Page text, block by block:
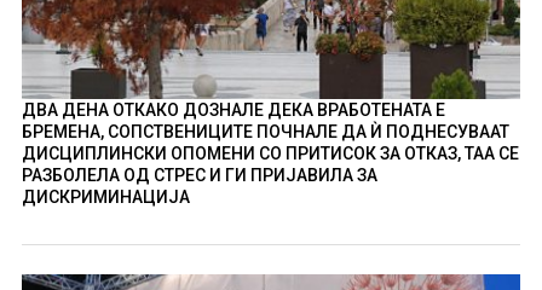
ДВА ДЕНА ОТКАКО ДОЗНАЛЕ ДЕКА ВРАБОТЕНАТА Е
БРЕМЕНА, СОПСТВЕНИЦИТЕ ПОЧНАЛЕ ДА Ѝ ПОДНЕСУВААТ
ДИСЦИПЛИНСКИ ОПОМЕНИ СО ПРИТИСОК ЗА ОТКАЗ, ТАА СЕ
РАЗБОЛЕЛА ОД СТРЕС И ГИ ПРИЈАВИЛА ЗА
ДИСКРИМИНАЦИЈА